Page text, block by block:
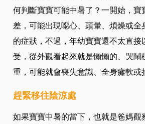
何判斷寶寶可能中暑了？一開始，寶
差，可能出現噁心、頭暈、煩燥或全
的症狀，不過，年幼寶寶還不太直接
受，從外觀看起來就是懶懶的、哭鬧
重，可能就會喪失意識、全身癱軟或
趕緊移往陰涼處
如果寶寶中暑的當下，也就是爸媽觀